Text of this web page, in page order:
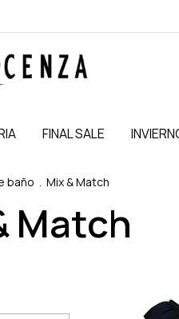
FINAL SALE
baño . Mix & Match
Match